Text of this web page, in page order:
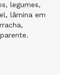
legumes,
lâmina em